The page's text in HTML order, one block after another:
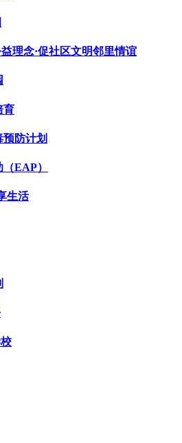
理念·促社区文明邻里情谊
育
防计划
EAP）
生活